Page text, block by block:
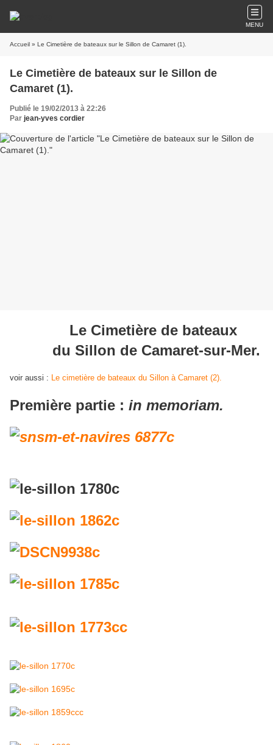
MENU
Accueil » Le Cimetière de bateaux sur le Sillon de Camaret (1).
Le Cimetière de bateaux sur le Sillon de
Camaret (1).
Publié le 19/02/2013 à 22:26
Par jean-yves cordier
Le Cimetière de bateaux
du Sillon de Camaret-sur-Mer.
voir aussi : Le cimetière de bateaux du Sillon à Camaret (2).
Première partie : in memoriam.